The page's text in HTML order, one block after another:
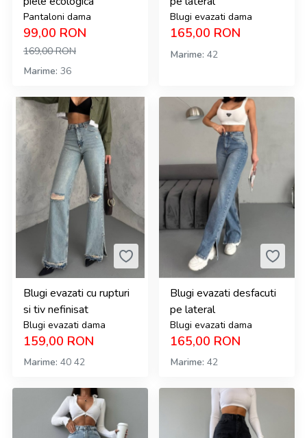
Pantaloni dama
99,00 RON
169,00RON
Marime 36
Blugi evazati dama
165,00 RON
Marime 42
Blugi evazati cu rupturi
si tiv nefinisat
Blugi evazati dama
159,00 RON
Marime 40 42
Blugi evazati desfacuti
pe lateral
Blugi evazati dama
165,00 RON
Marime 42